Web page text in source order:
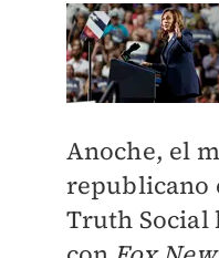
Anoche, el
republicano
Truth Social